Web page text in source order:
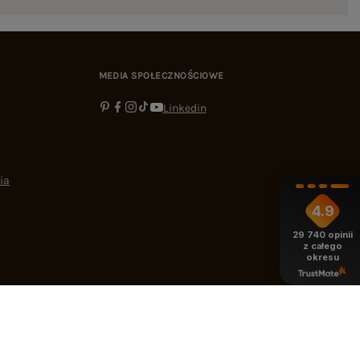
MEDIA SPOŁECZNOŚCIOWE
Linkedin
4.9
29 740 opinii
z całego
okresu